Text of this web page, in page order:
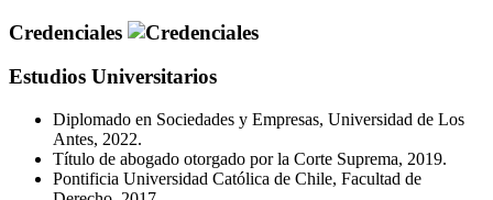
Credenciales
Estudios Universitarios
Diplomado en Sociedades y Empresas, Universidad de Los
Antes, 2022.
Título de abogado otorgado por la Corte Suprema, 2019.
Pontificia Universidad Católica de Chile, Facultad de